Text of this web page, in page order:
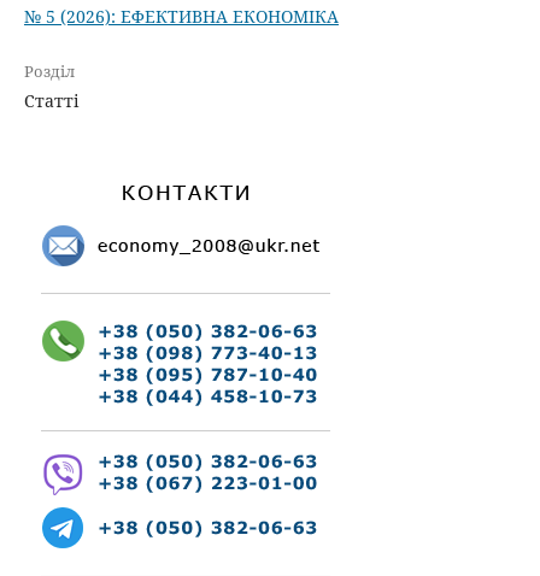
№ 5 (2026): ЕФЕКТИВНА ЕКОНОМІКА
Розділ
Статті